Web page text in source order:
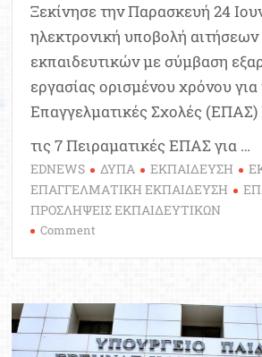
Ξεκίνησε την Παρασκευή 24
ηλεκτρονική υποβολή
εκπαιδευτικών με σύμβαση
εργασίας ορισμένου χρόνου για
Επαγγελματικές Σχολές (ΕΠΑΣ)
τις 7 Πειραματικές ΕΠΑΣ για …
EDNEWS ΔΥΠΑ ΕΚΠΑΙΔΕΥΣΗ
ΕΠΑΓΓΕΛΜΑΤΙΚΗ ΕΚΠΑΙΔΕΥΣΗ
ΠΡΟΣΛΗΨΕΙΣ ΕΚΠΑΙΔΕΥΤΙΚΩΝ
Comment
(ΕΠΑΣ)
Μαθητείας
της